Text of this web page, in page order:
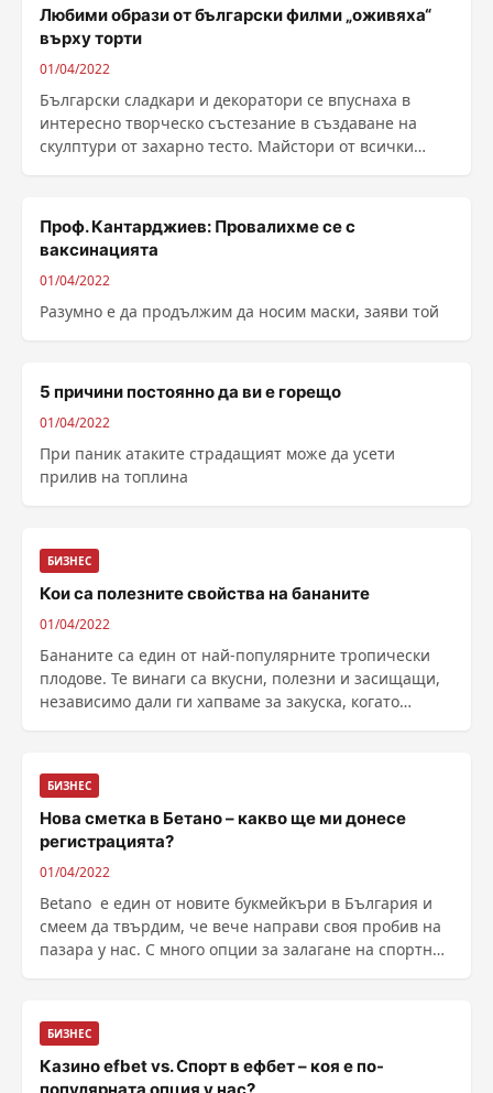
Любими образи от български филми „оживяха“
върху торти
01/04/2022
Български сладкари и декоратори се впуснаха в
интересно творческо състезание в създаване на
скулптури от захарно тесто. Майстори от всички
Проф. Кантарджиев: Провалихме се с
ваксинацията
01/04/2022
Разумно е да продължим да носим маски, заяви той
5 причини постоянно да ви е горещо
01/04/2022
При паник атаките страдащият може да усети
прилив на топлина
БИЗНЕС
Кои са полезните свойства на бананите
01/04/2022
Бананите са един от най-популярните тропически
плодове. Те винаги са вкусни, полезни и засищащи,
независимо дали ги хапваме за закуска, когато
БИЗНЕС
Нова сметка в Бетано – какво ще ми донесе
регистрацията?
01/04/2022
Betano е един от новите букмейкъри в България и
смеем да твърдим, че вече направи своя пробив на
пазара у нас. С много опции за залагане на спортни
БИЗНЕС
Казино efbet vs. Спорт в ефбет – коя е по-